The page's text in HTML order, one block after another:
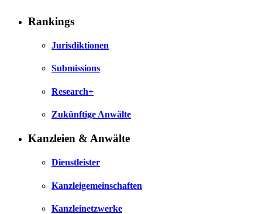
Rankings
Jurisdiktionen
Submissions
Research+
Zukünftige Anwälte
Kanzleien & Anwälte
Dienstleister
Kanzleigemeinschaften
Kanzleinetzwerke